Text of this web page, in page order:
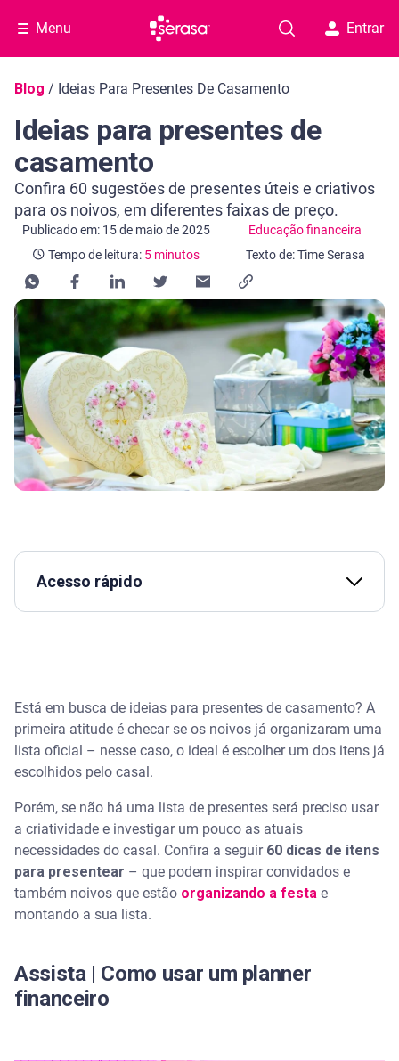
Menu Entrar
Navegação do blog
Blog / Ideias Para Presentes De Casamento
Ideias para presentes de
casamento
Confira 60 sugestões de presentes úteis e criativos
para os noivos, em diferentes faixas de preço.
Publicado em: 15 de maio de 2025 Educação financeira
Categoria Educação financeira
Tempo de leitura: 5 minutos
Tempo de leitura: 5 minutos
Texto de: Time Serasa
Acesso rápido
Ideias para presentes de casamento: 60 dicas
Presentes úteis e funcionais para o dia a dia
Presentes para equipar a cozinha do casal
Presentes modernos e tecnológicos para casais
conectados
O que dar de presente para casais que já moram
juntos
Presente de casamento barato e chique
Presentes personalizados e criativos para
Está em busca de ideias para presentes de casamento? A
primeira atitude é checar se os noivos já organizaram uma
lista oficial – nesse caso, o ideal é escolher um dos itens já
escolhidos pelo casal.
Porém, se não há uma lista de presentes será preciso usar
a criatividade e investigar um pouco as atuais
necessidades do casal. Confira a seguir 60 dicas de itens
para presentear – que podem inspirar convidados e
também noivos que estão organizando a festa e
montando a sua lista.
Assista | Como usar um planner
financeiro